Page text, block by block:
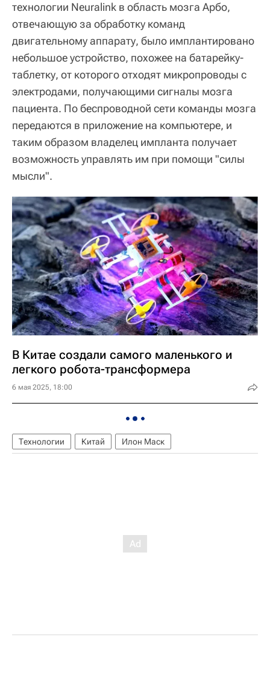
технологии Neuralink в область мозга Арбо,
отвечающую за обработку команд
двигательному аппарату, было имплантировано
небольшое устройство, похожее на батарейку-
таблетку, от которого отходят микропроводы с
электродами, получающими сигналы мозга
пациента. По беспроводной сети команды мозга
передаются в приложение на компьютере, и
таким образом владелец импланта получает
возможность управлять им при помощи "силы
мысли".
В Китае создали самого маленького и
легкого робота-трансформера
6 мая 2025, 18:00
Технологии Китай Илон Маск